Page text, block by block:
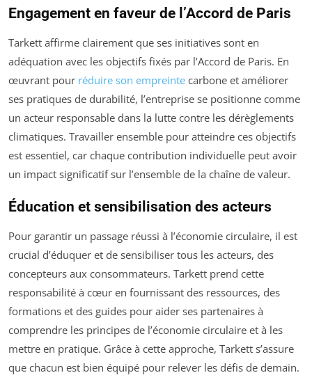
Engagement en faveur de l’Accord de Paris
Tarkett affirme clairement que ses initiatives sont en
adéquation avec les objectifs fixés par l’Accord de Paris. En
œuvrant pour réduire son empreinte carbone et améliorer
ses pratiques de durabilité, l’entreprise se positionne comme
un acteur responsable dans la lutte contre les dérèglements
climatiques. Travailler ensemble pour atteindre ces objectifs
est essentiel, car chaque contribution individuelle peut avoir
un impact significatif sur l’ensemble de la chaîne de valeur.
Éducation et sensibilisation des acteurs
Pour garantir un passage réussi à l’économie circulaire, il est
crucial d’éduquer et de sensibiliser tous les acteurs, des
concepteurs aux consommateurs. Tarkett prend cette
responsabilité à cœur en fournissant des ressources, des
formations et des guides pour aider ses partenaires à
comprendre les principes de l’économie circulaire et à les
mettre en pratique. Grâce à cette approche, Tarkett s’assure
que chacun est bien équipé pour relever les défis de demain.